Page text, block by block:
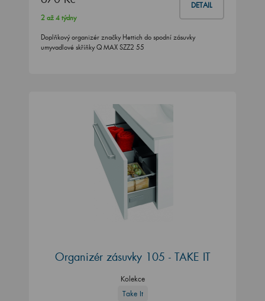
DETAIL
2 až 4 týdny
Doplňkový organizér značky Hettich do spodní zásuvky
umyvadlové skříňky Q MAX SZZ2 55
Organizér zásuvky 105 - TAKE IT
Kolekce
Take It